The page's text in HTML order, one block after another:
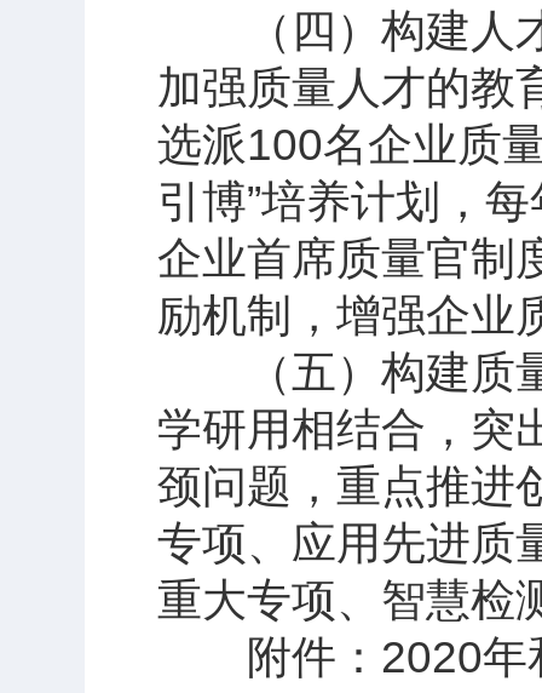
（四）构建人才
加强质量人才的教
选派100名企业质
引博”培养计划，
企业首席质量官制
励机制，增强企业
（五）构建质量
学研用相结合，突
颈问题，重点推进
专项、应用先进质
重大专项、智慧检
附件：2020年